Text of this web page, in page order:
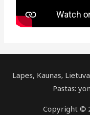
Lapes, Kaunas,
Pastas:
Copyright ©